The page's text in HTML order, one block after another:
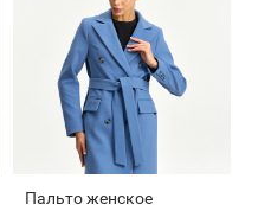
Пальто женское